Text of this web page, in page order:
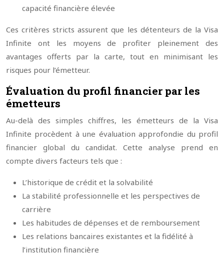
capacité financière élevée
Ces critères stricts assurent que les détenteurs de la Visa
Infinite ont les moyens de profiter pleinement des
avantages offerts par la carte, tout en minimisant les
risques pour l’émetteur.
Évaluation du profil financier par les
émetteurs
Au-delà des simples chiffres, les émetteurs de la Visa
Infinite procèdent à une évaluation approfondie du profil
financier global du candidat. Cette analyse prend en
compte divers facteurs tels que :
L’historique de crédit et la solvabilité
La stabilité professionnelle et les perspectives de
carrière
Les habitudes de dépenses et de remboursement
Les relations bancaires existantes et la fidélité à
l’institution financière